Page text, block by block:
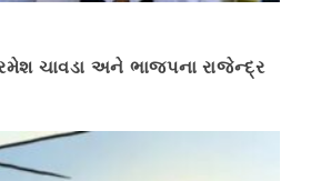
ચાવડા અને ભાજપના રાજેન્દ્ર